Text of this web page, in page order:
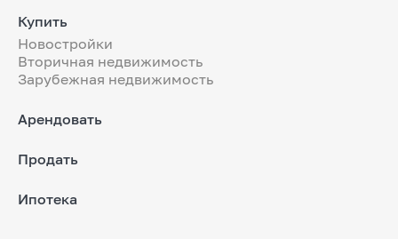
Купить
Новостройки
Вторичная недвижимость
Зарубежная недвижимость
Арендовать
Продать
Ипотека